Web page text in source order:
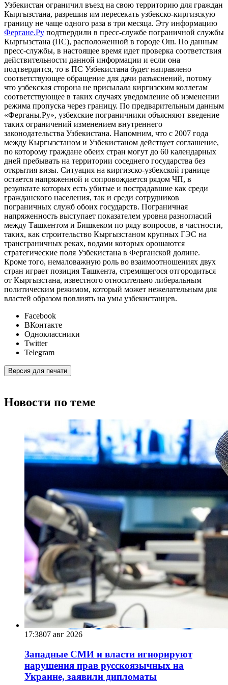
Узбекистан ограничил въезд на свою территорию для граждан
Кыргызстана, разрешив им пересекать узбекско-киргизскую
границу не чаще одного раза в три месяца. Эту информацию
Фергане.Ру подтвердили в пресс-службе пограничной службы
Кыргызстана (ПС), расположенной в городе Ош. По данным
пресс-службы, в настоящее время идет проверка соответствия
действительности данной информации и если она
подтвердится, то в ПС Узбекистана будет направлено
соответствующее обращение для дачи разъяснений, потому
что узбекская сторона не присылала киргизским коллегам
соответствующее в таких случаях уведомление об изменении
режима пропуска через границу. По предварительным данным
«Ферганы.Ру», узбекские пограничники объясняют введение
таких ограничений изменением внутреннего
законодательства Узбекистана. Напомним, что с 2007 года
между Кыргызстаном и Узбекистаном действует соглашение,
по которому граждане обеих стран могут до 60 календарных
дней пребывать на территории соседнего государства без
открытия визы. Ситуация на киргизско-узбекской границе
остается напряженной и сопровождается рядом ЧП, в
результате которых есть убитые и пострадавшие как среди
гражданского населения, так и среди сотрудников
пограничных служб обоих государств. Пограничная
напряженность выступает показателем уровня разногласий
между Ташкентом и Бишкеком по ряду вопросов, в частности,
таких, как строительство Кыргызстаном крупных ГЭС на
трансграничных реках, водами которых орошаются
стратегические поля Узбекистана в Ферганской долине.
Кроме того, немаловажную роль во взаимоотношениях двух
стран играет позиция Ташкента, стремящегося отгородиться
от Кыргызстана, известного относительно либеральным
политическим режимом, который может нежелательным для
властей образом повлиять на умы узбекистанцев.
Facebook
ВКонтакте
Одноклассники
Twitter
Telegram
Версия для печати
Новости по теме
17:3807 авг 2026
Западные СМИ и власти игнорируют
нарушения прав русскоязычных на
Украине, заявили дипломаты